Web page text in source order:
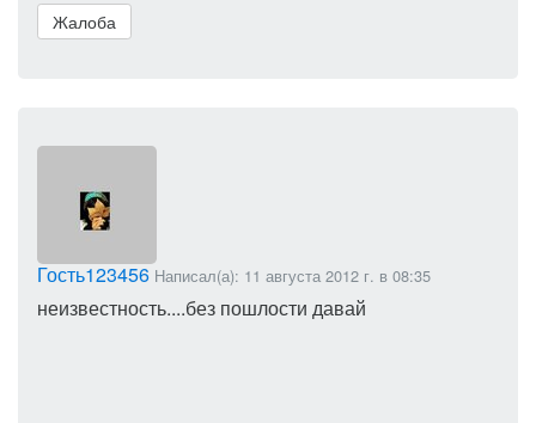
Жалоба
Гость123456 Написал(а): 11 августа 2012 г. в 08:35
неизвестность....без пошлости давай